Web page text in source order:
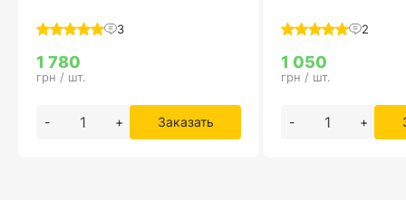
3
1 780
грн / шт.
- + Заказать
2
1 050
грн / шт.
- +